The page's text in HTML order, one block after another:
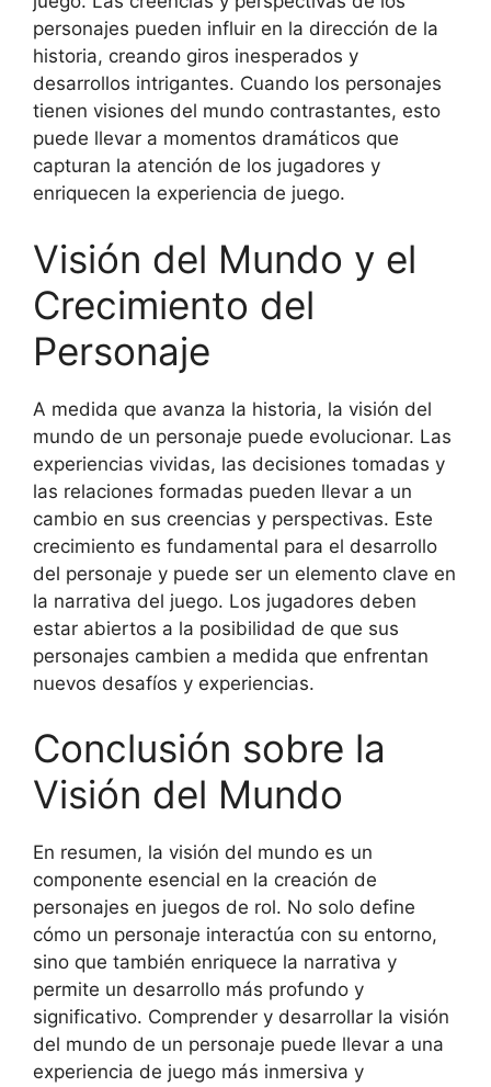
personajes pueden influir en la dirección de la
historia, creando giros inesperados y
desarrollos intrigantes. Cuando los personajes
tienen visiones del mundo contrastantes, esto
puede llevar a momentos dramáticos que
capturan la atención de los jugadores y
enriquecen la experiencia de juego.
Visión del Mundo y el
Crecimiento del
Personaje
A medida que avanza la historia, la visión del
mundo de un personaje puede evolucionar. Las
experiencias vividas, las decisiones tomadas y
las relaciones formadas pueden llevar a un
cambio en sus creencias y perspectivas. Este
crecimiento es fundamental para el desarrollo
del personaje y puede ser un elemento clave en
la narrativa del juego. Los jugadores deben
estar abiertos a la posibilidad de que sus
personajes cambien a medida que enfrentan
nuevos desafíos y experiencias.
Conclusión sobre la
Visión del Mundo
En resumen, la visión del mundo es un
componente esencial en la creación de
personajes en juegos de rol. No solo define
cómo un personaje interactúa con su entorno,
sino que también enriquece la narrativa y
permite un desarrollo más profundo y
significativo. Comprender y desarrollar la visión
del mundo de un personaje puede llevar a una
experiencia de juego más inmersiva y